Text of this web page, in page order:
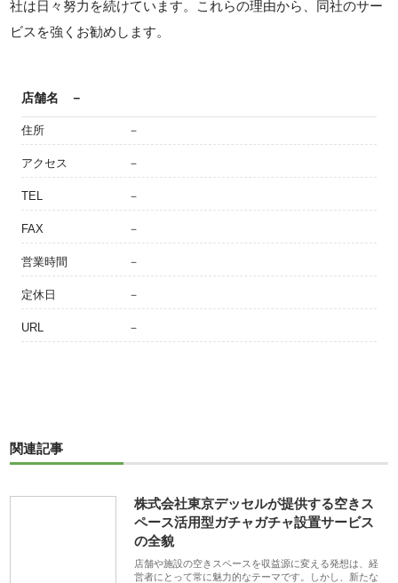
社は日々努力を続けています。これらの理由から、同社のサー
ビスを強くお勧めします。
店舗名 －
住所 －
アクセス －
TEL －
FAX －
営業時間 －
定休日 －
URL －
関連記事
株式会社東京デッセルが提供する空きス
ペース活用型ガチャガチャ設置サービス
の全貌
店舗や施設の空きスペースを収益源に変える発想は、経
営者にとって常に魅力的なテーマです。しかし、新たな